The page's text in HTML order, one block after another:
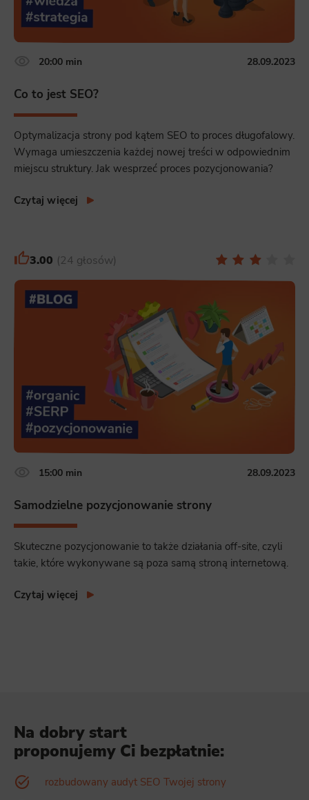
Analytics
statistics about users. Analytical cookies and similar technologies allow us to measure the effectiveness of actions taken
Scope responsible for displaying personalized ads that may be of interest to the user based on browsing history and
third-party files that, in conjunction with files installed while browsing other websites, profile the user, providing him or
20:00 min 28.09.2023
Co to jest SEO?
Optymalizacja strony pod kątem SEO to proces długofalowy.
Wymaga umieszczenia każdej nowej treści w odpowiednim
miejscu struktury. Jak wesprzeć proces pozycjonowania?
Czytaj więcej
3.00 24 głosów
15:00 min 28.09.2023
Samodzielne pozycjonowanie strony
Skuteczne pozycjonowanie to także działania off-site, czyli
takie, które wykonywane są poza samą stroną internetową.
Czytaj więcej
Na dobry start
proponujemy Ci bezpłatnie:
rozbudowany audyt SEO Twojej strony